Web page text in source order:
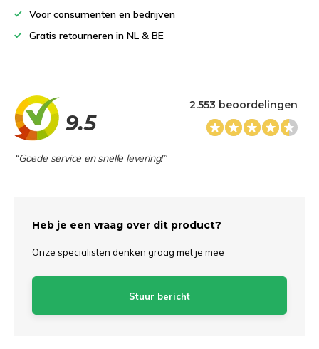
Voor consumenten en bedrijven
Gratis retourneren in NL & BE
9.5
2.553 beoordelingen
“Goede service en snelle levering!”
Heb je een vraag over dit product?
Onze specialisten denken graag met je mee
Stuur bericht